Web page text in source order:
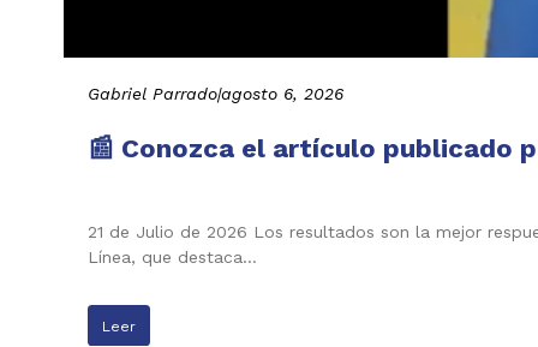
Gabriel Parrado|agosto 6, 2026
📰 Conozca el artículo publicado
21 de Julio de 2026 Los resultados son la mejor
Línea, que destaca…
Leer